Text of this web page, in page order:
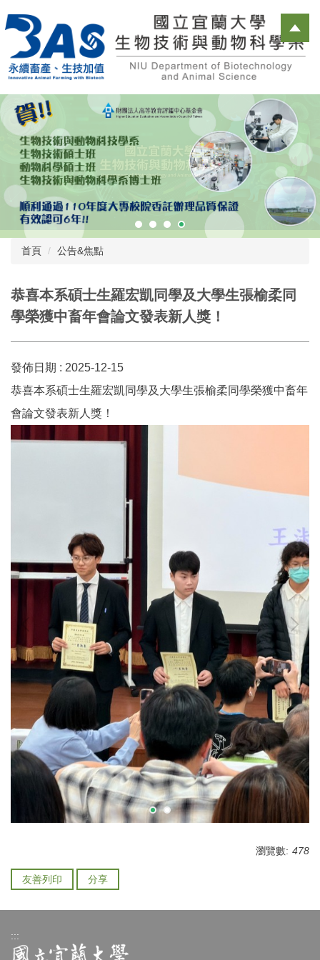
到
要
內
首頁 公告&焦點
恭喜本系碩士生羅宏凱同學及大學生張榆柔同
學榮獲中畜年會論文發表新人獎！
發佈日期 : 2025-12-15
恭喜本系碩士生羅宏凱同學及大學生張榆柔同學榮獲中畜年
會論文發表新人獎！
瀏覽數: 478
友善列印 分享
:::